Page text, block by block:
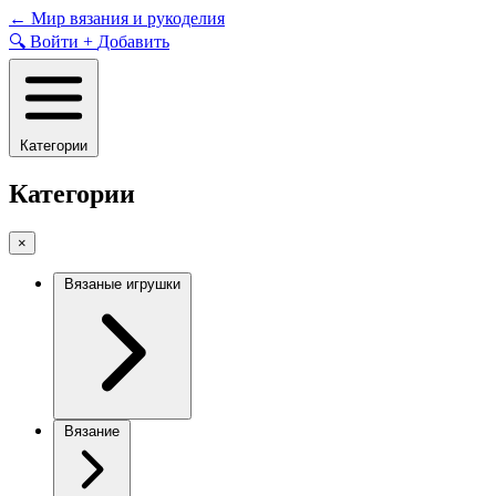
Skip
to
content
← Мир вязания и рукоделия
🔍 Войти + Добавить
Категории
Категории
×
Вязаные игрушки
Вязание